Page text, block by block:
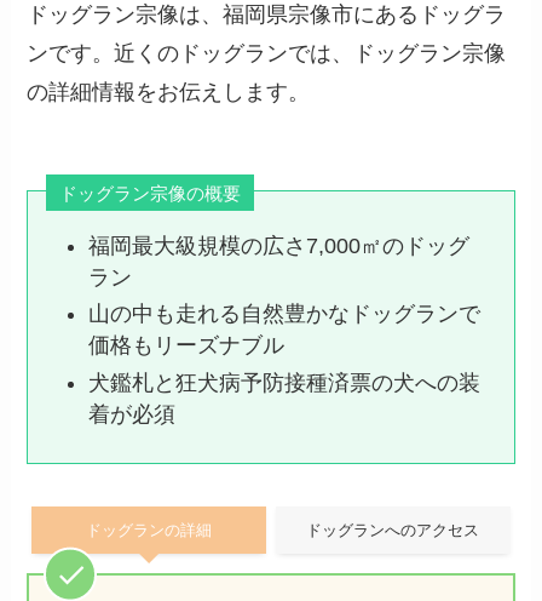
ドッグラン宗像は、福岡県宗像市にあるドッグラ
ンです。近くのドッグランでは、ドッグラン宗像
の詳細情報をお伝えします。
ドッグラン宗像の概要
福岡最大級規模の広さ7,000㎡のドッグ
ラン
山の中も走れる自然豊かなドッグランで
価格もリーズナブル
犬鑑札と狂犬病予防接種済票の犬への装
着が必須
ドッグランの詳細 ドッグランへのアクセス